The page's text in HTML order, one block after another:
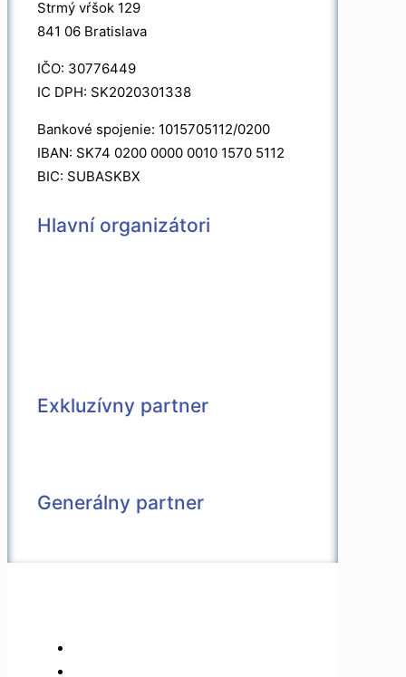
Strmý vŕšok 129
841 06 Bratislava
IČO: 30776449
IC DPH: SK2020301338
Bankové spojenie: 1015705112/0200
IBAN: SK74 0200 0000 0010 1570 5112
BIC: SUBASKBX
Hlavní organizátori
Exkluzívny partner
Generálny partner